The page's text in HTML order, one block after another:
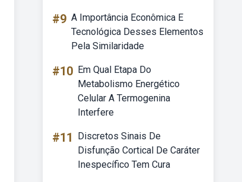
#9 A Importância Econômica E
Tecnológica Desses Elementos
Pela Similaridade
#10 Em Qual Etapa Do
Metabolismo Energético
Celular A Termogenina
Interfere
#11
Discretos Sinais De
Disfunção Cortical De Caráter
Inespecífico Tem Cura